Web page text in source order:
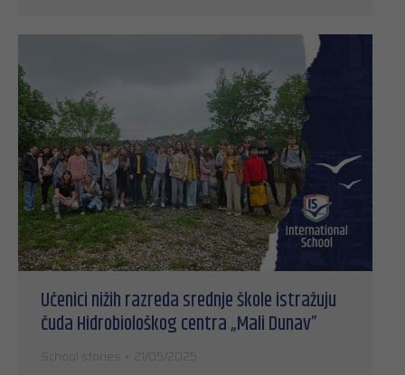
Učenici nižih razreda srednje škole istražuju
čuda Hidrobiološkog centra „Mali Dunav”
School stories 21/05/2025